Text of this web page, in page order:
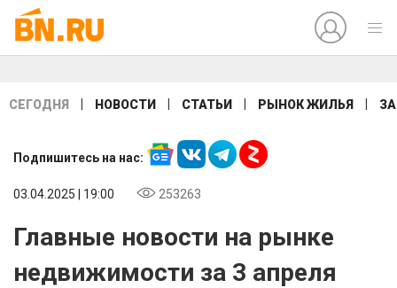
СЕГОДНЯ НОВОСТИ СТАТЬИ РЫНОК ЖИЛЬЯ
Подпишитесь на нас:
03.04.2025 | 19:00 253263
Главные новости на рынке
недвижимости за 3 апреля